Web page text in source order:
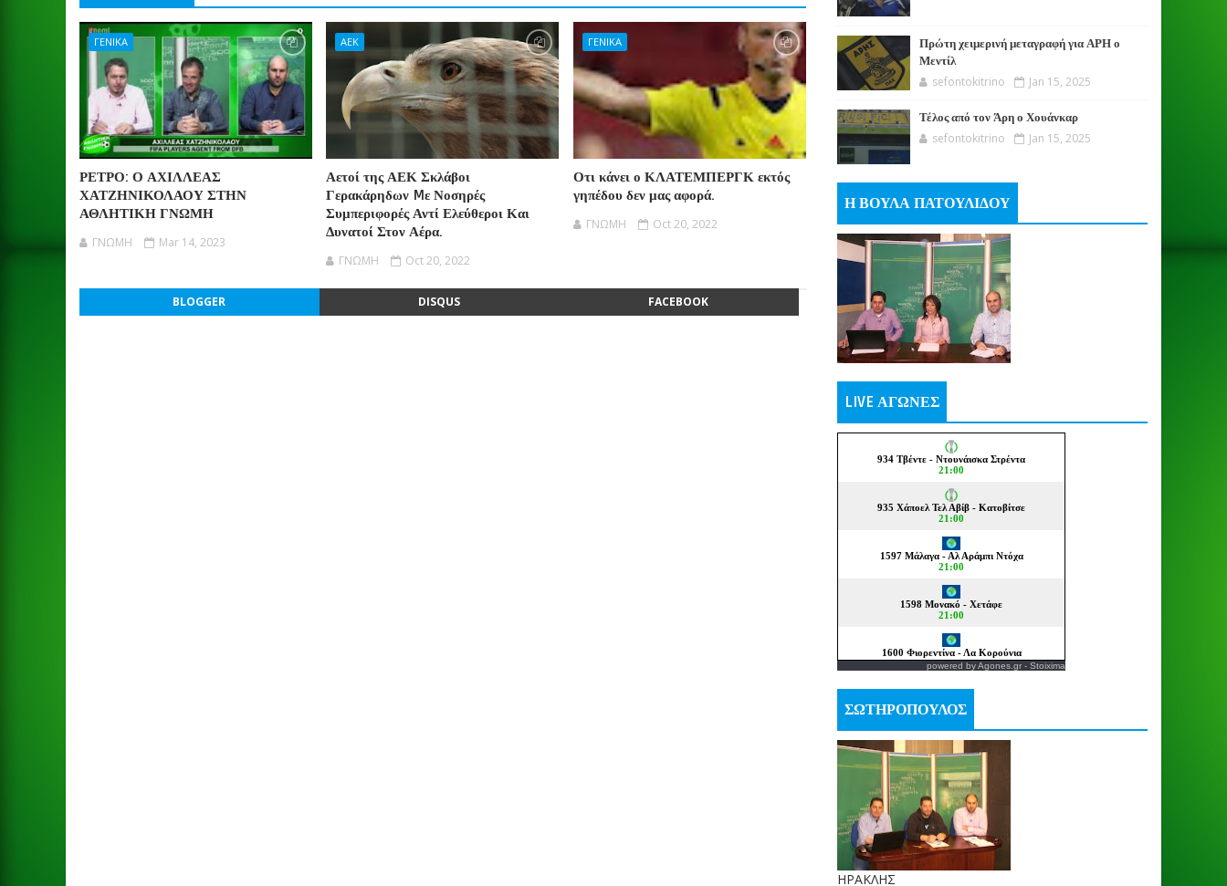
ΓΕΝΙΚΑ
ΡΕΤΡΟ: Ο ΑΧΙΛΛΕΑΣ
ΧΑΤΖΗΝΙΚΟΛΑΟΥ ΣΤΗΝ
ΑΘΛΗΤΙΚΗ ΓΝΩΜΗ
ΓΝΩΜΗ Mar 14, 2023
ΑΕΚ
Αετοί της ΑΕΚ Σκλάβοι
Γερακάρηδων Mε Νοσηρές
Συμπεριφορές Αντί Ελεύθεροι Και
Δυνατοί Στον Αέρα.
ΓΝΩΜΗ Oct 20, 2022
ΓΕΝΙΚΑ
Οτι κάνει ο ΚΛΑΤΕΜΠΕΡΓΚ εκτός
γηπέδου δεν μας αφορά.
ΓΝΩΜΗ Oct 20, 2022
BLOGGER DISQUS FACEBOOK
Πρώτη χειμερινή μεταγραφή για ΑΡΗ ο
Μεντίλ
sefontokitrino Jan 15, 2025
Τέλος από τον Άρη ο Χουάνκαρ
sefontokitrino Jan 15, 2025
Η ΒΟΥΛΑ ΠΑΤΟΥΛΙΔΟΥ
LIVE ΑΓΩΝΕΣ
powered byAgones.gr - Stoixima
ΣΩΤΗΡΟΠΟΥΛΟΣ
ΗΡΑΚΛΗΣ